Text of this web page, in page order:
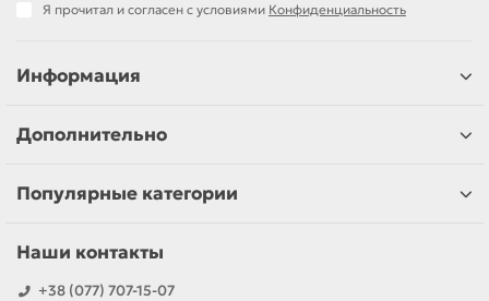
Я прочитал и согласен с условиями Конфиденциальность
Информация
Дополнительно
Популярные категории
Наши контакты
+38 (077) 707-15-07